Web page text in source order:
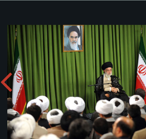
وجوهات
نمایشگاه تولیدات علمی مؤسسه دارالحدیث
پژوهشگران مؤسسه
دریافت آلبوم:zip